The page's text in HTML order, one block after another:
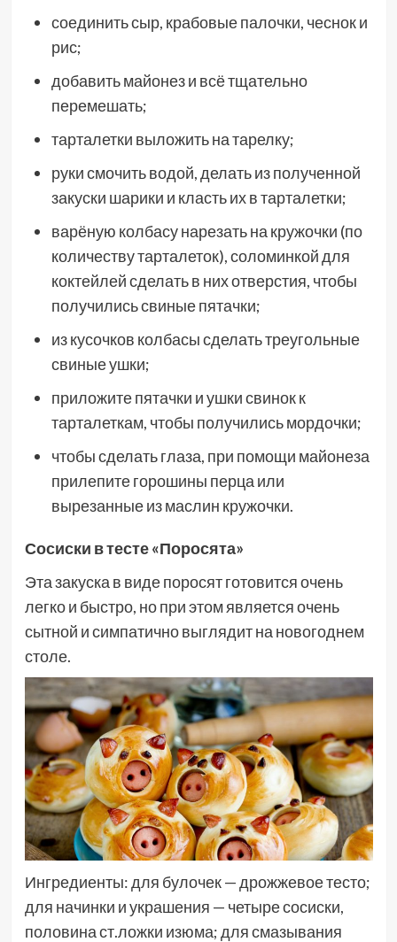
соединить сыр, крабовые палочки, чеснок и
рис;
добавить майонез и всё тщательно
перемешать;
тарталетки выложить на тарелку;
руки смочить водой, делать из полученной
закуски шарики и класть их в тарталетки;
варёную колбасу нарезать на кружочки (по
количеству тарталеток), соломинкой для
коктейлей сделать в них отверстия, чтобы
получились свиные пятачки;
из кусочков колбасы сделать треугольные
свиные ушки;
приложите пятачки и ушки свинок к
тарталеткам, чтобы получились мордочки;
чтобы сделать глаза, при помощи майонеза
прилепите горошины перца или
вырезанные из маслин кружочки.
Сосиски в тесте «Поросята»
Эта закуска в виде поросят готовится очень
легко и быстро, но при этом является очень
сытной и симпатично выглядит на новогоднем
столе.
Ингредиенты: для булочек — дрожжевое тесто;
для начинки и украшения — четыре сосиски,
половина ст.ложки изюма; для смазывания